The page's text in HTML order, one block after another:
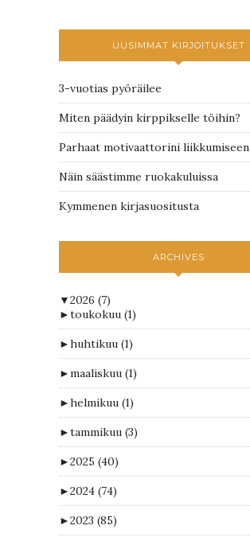
UUSIMMAT KIRJOITUKSET
3-vuotias pyöräilee
Miten päädyin kirppikselle töihin?
Parhaat motivaattorini liikkumiseen
Näin säästimme ruokakuluissa
Kymmenen kirjasuositusta
ARCHIVES
▼2026 (7)
►toukokuu (1)
►huhtikuu (1)
►maaliskuu (1)
►helmikuu (1)
►tammikuu (3)
►2025 (40)
►2024 (74)
►2023 (85)